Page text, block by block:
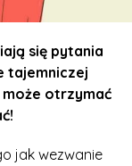
się pytania
tajemniczej
otrzymać
jak wezwanie